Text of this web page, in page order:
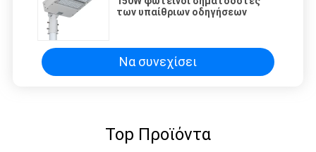
των υπαίθριων οδηγήσεων
Να συνεχίσει
Top Προϊόντα